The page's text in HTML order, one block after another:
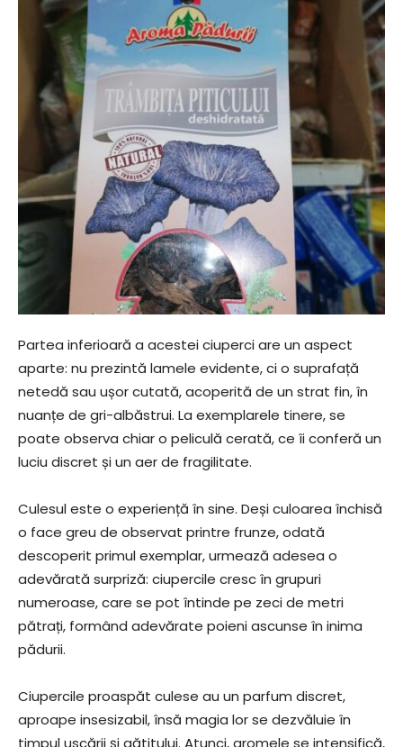
Partea inferioară a acestei ciuperci are un aspect
aparte: nu prezintă lamele evidente, ci o suprafață
netedă sau ușor cutată, acoperită de un strat fin, în
nuanțe de gri-albăstrui. La exemplarele tinere, se
poate observa chiar o peliculă cerată, ce îi conferă un
luciu discret și un aer de fragilitate.
Culesul este o experiență în sine. Deși culoarea închisă
o face greu de observat printre frunze, odată
descoperit primul exemplar, urmează adesea o
adevărată surpriză: ciupercile cresc în grupuri
numeroase, care se pot întinde pe zeci de metri
pătrați, formând adevărate poieni ascunse în inima
pădurii.
Ciupercile proaspăt culese au un parfum discret,
aproape insesizabil, însă magia lor se dezvăluie în
timpul uscării și gătitului. Atunci, aromele se intensifică,